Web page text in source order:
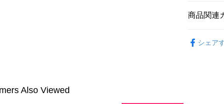
明』をご参
なります。
延滞納金が
海外配送
海外配送(
商品関連
シェア
Also Viewed